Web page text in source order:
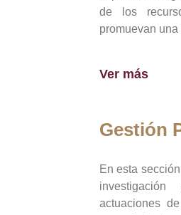
de los
promuevan
Ver más
Gestión
En esta
actuaciones